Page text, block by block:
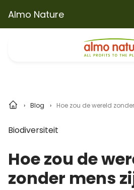
Almo Nature
Blog Hoe zou de wereld
Biodiversiteit
Hoe zou de
zonder mens